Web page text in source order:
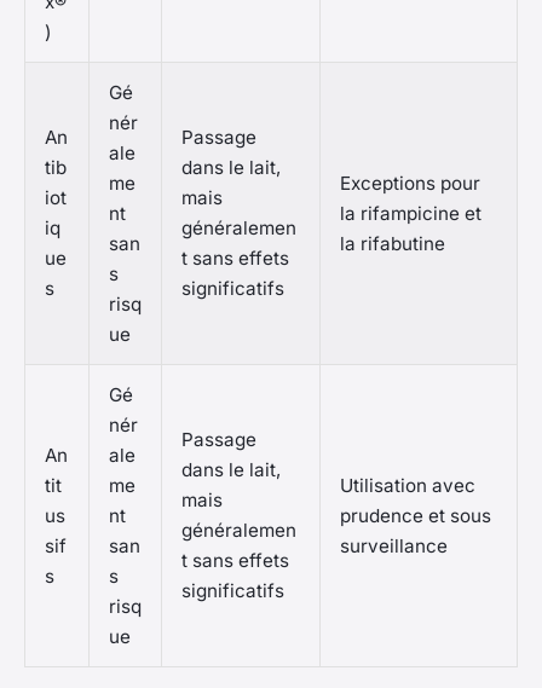
)
An
tib
iot
iq
ue
s
Gé
nér
ale
me
nt
san
s
risq
ue
Passage
dans le lait,
mais
généralemen
t sans effets
significatifs
Exceptions pour
la rifampicine et
la rifabutine
An
tit
us
sif
s
Gé
nér
ale
me
nt
san
s
risq
ue
Passage
dans le lait,
mais
généralemen
t sans effets
significatifs
Utilisation avec
prudence et sous
surveillance